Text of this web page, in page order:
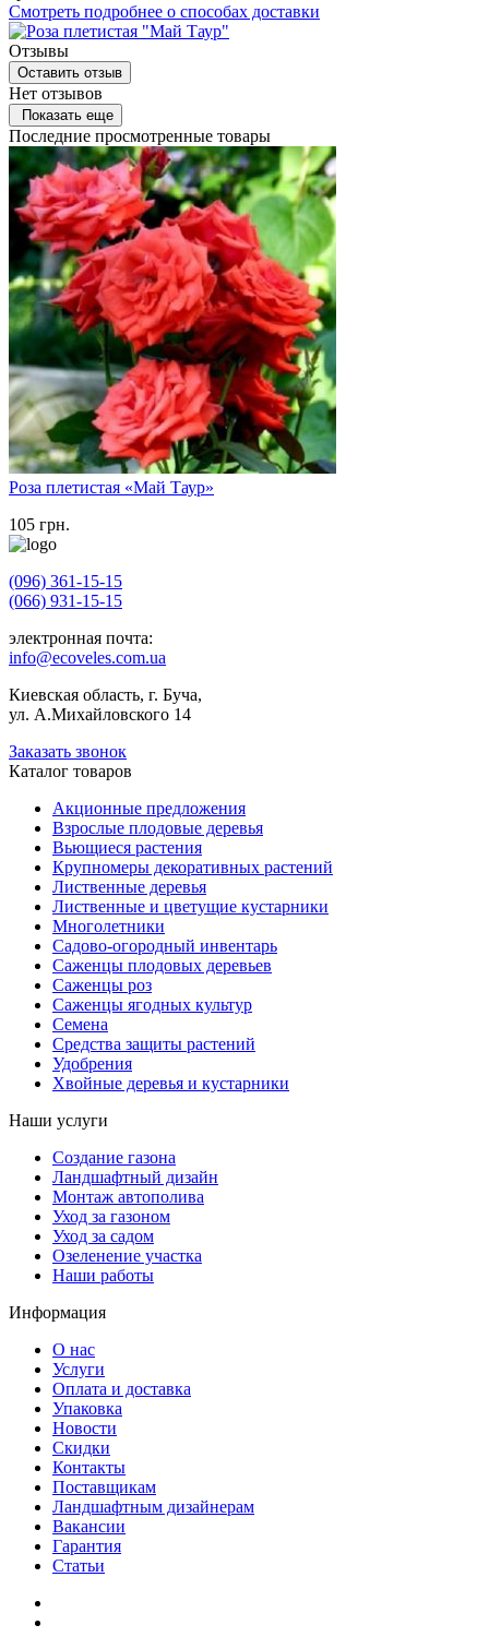
Смотреть подробнее о способах доставки
Отзывы
Оставить отзыв
Нет отзывов
Показать еще
Последние просмотренные товары
Роза плетистая «Май Таур»
105 грн.
(096) 361-15-15
(066) 931-15-15
электронная почта:
info@ecoveles.com.ua
Киевская область, г. Буча,
ул. А.Михайловского 14
Заказать звонок
Каталог товаров
Акционные предложения
Взрослые плодовые деревья
Вьющиеся растения
Крупномеры декоративных растений
Лиственные деревья
Лиственные и цветущие кустарники
Многолетники
Садово-огородный инвентарь
Саженцы плодовых деревьев
Саженцы роз
Саженцы ягодных культур
Семена
Средства защиты растений
Удобрения
Хвойные деревья и кустарники
Наши услуги
Создание газона
Ландшафтный дизайн
Монтаж автополива
Уход за газоном
Уход за садом
Озеленение участка
Наши работы
Информация
О нас
Услуги
Оплата и доставка
Упаковка
Новости
Скидки
Контакты
Поставщикам
Ландшафтным дизайнерам
Вакансии
Гарантия
Статьи